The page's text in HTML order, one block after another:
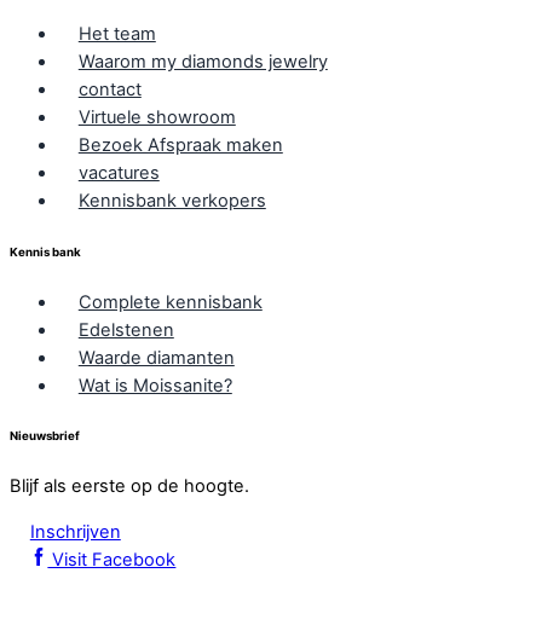
Het team
Waarom my diamonds jewelry
contact
Virtuele showroom
Bezoek Afspraak maken
vacatures
Kennisbank verkopers
Kennis bank
Complete kennisbank
Edelstenen
Waarde diamanten
Wat is Moissanite?
Nieuwsbrief
Blijf als eerste op de hoogte.
Inschrijven
Visit Facebook